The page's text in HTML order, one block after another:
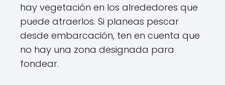
hay vegetación en los alrededores que
puede atraerlos. Si planeas pescar
desde embarcación, ten en cuenta que
no hay una zona designada para
fondear.